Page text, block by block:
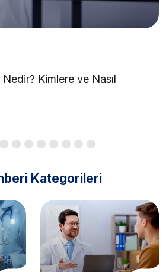
Kimlere ve Nasıl
Kategorileri